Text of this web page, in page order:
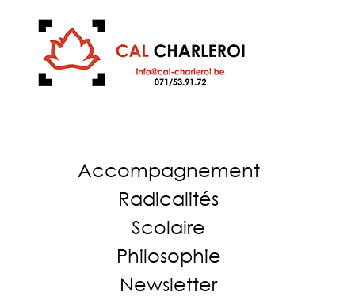
Accompagnement
Radicalités
Scolaire
Philosophie
Newsletter